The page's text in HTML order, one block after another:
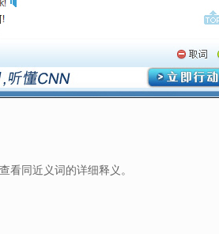
看同近义词的详细释义。